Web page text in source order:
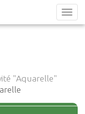
"Aquarelle"